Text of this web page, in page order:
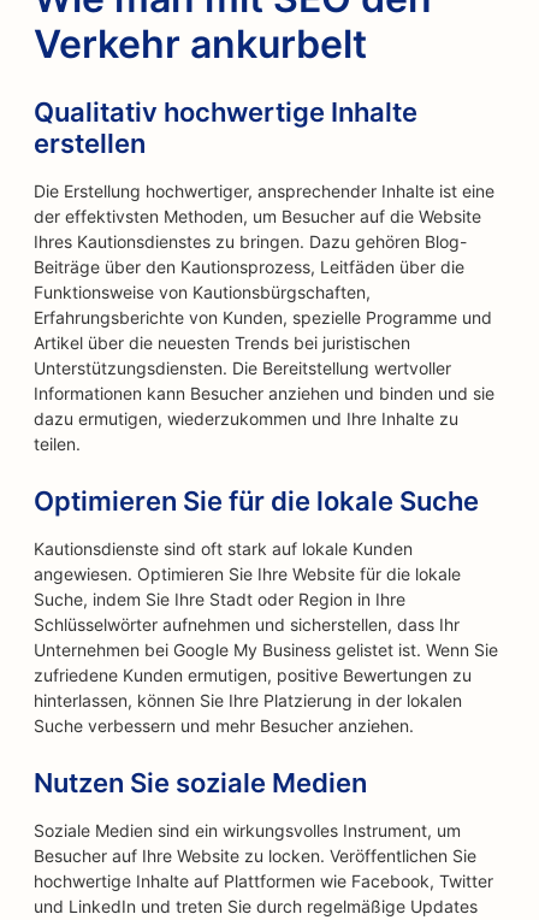
Verkehr ankurbelt
Qualitativ hochwertige Inhalte
erstellen
Die Erstellung hochwertiger, ansprechender Inhalte ist eine
der effektivsten Methoden, um Besucher auf die Website
Ihres Kautionsdienstes zu bringen. Dazu gehören Blog-
Beiträge über den Kautionsprozess, Leitfäden über die
Funktionsweise von Kautionsbürgschaften,
Erfahrungsberichte von Kunden, spezielle Programme und
Artikel über die neuesten Trends bei juristischen
Unterstützungsdiensten. Die Bereitstellung wertvoller
Informationen kann Besucher anziehen und binden und sie
dazu ermutigen, wiederzukommen und Ihre Inhalte zu
teilen.
Optimieren Sie für die lokale Suche
Kautionsdienste sind oft stark auf lokale Kunden
angewiesen. Optimieren Sie Ihre Website für die lokale
Suche, indem Sie Ihre Stadt oder Region in Ihre
Schlüsselwörter aufnehmen und sicherstellen, dass Ihr
Unternehmen bei Google My Business gelistet ist. Wenn Sie
zufriedene Kunden ermutigen, positive Bewertungen zu
hinterlassen, können Sie Ihre Platzierung in der lokalen
Suche verbessern und mehr Besucher anziehen.
Nutzen Sie soziale Medien
Soziale Medien sind ein wirkungsvolles Instrument, um
Besucher auf Ihre Website zu locken. Veröffentlichen Sie
hochwertige Inhalte auf Plattformen wie Facebook, Twitter
und LinkedIn und treten Sie durch regelmäßige Updates